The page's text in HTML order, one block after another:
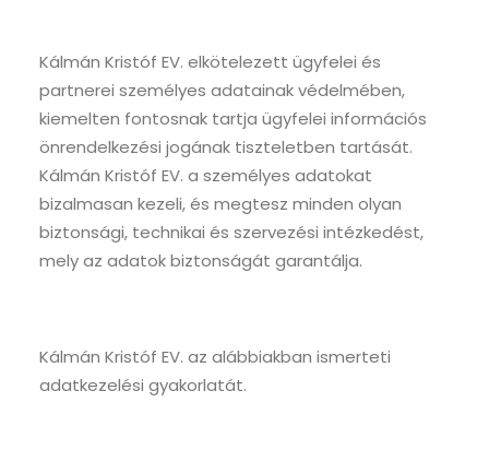
Kálmán Kristóf EV. elkötelezett ügyfelei és
partnerei személyes adatainak védelmében,
kiemelten fontosnak tartja ügyfelei információs
önrendelkezési jogának tiszteletben tartását.
Kálmán Kristóf EV. a személyes adatokat
bizalmasan kezeli, és megtesz minden olyan
biztonsági, technikai és szervezési intézkedést,
mely az adatok biztonságát garantálja.
Kálmán Kristóf EV. az alábbiakban ismerteti
adatkezelési gyakorlatát.